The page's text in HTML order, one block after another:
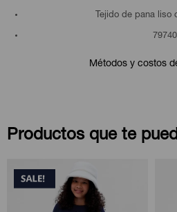
Tejido de pana liso
Métodos y costos
Productos que te